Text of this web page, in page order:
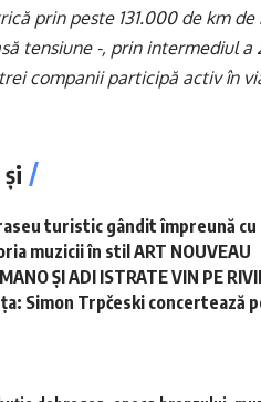
prin peste 131.000 de km
tensiune -, prin intermediul
companii participă activ în
turistic gândit împreună cu
muzicii în stil ART NOUVEAU
ȘI ADI ISTRATE VIN PE
Simon Trpčeski concertează